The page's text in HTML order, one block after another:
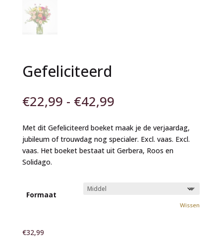
Gefeliciteerd
€22,99 - €42,99Prijsklasse:
tot
€42,99
Met dit Gefeliciteerd boeket maak je de verjaardag,
jubileum of trouwdag nog specialer. Excl. vaas. Excl.
vaas. Het boeket bestaat uit Gerbera, Roos en
Solidago.
Formaat
Wissen
€32,99